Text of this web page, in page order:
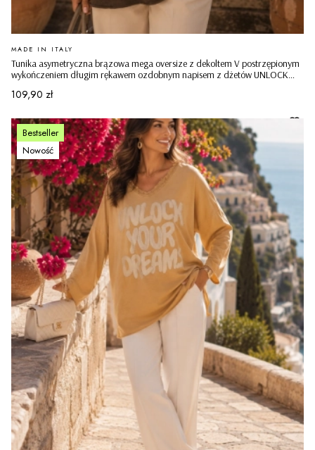
Tunika asymetryczna brązowa mega oversize z dekoltem V postrzępionym
wykończeniem długim rękawem ozdobnym napisem z dżetów UNLOCK
PRODUCENT
MADE IN ITALY
Cena
109,90 zł
Bestseller
Nowość